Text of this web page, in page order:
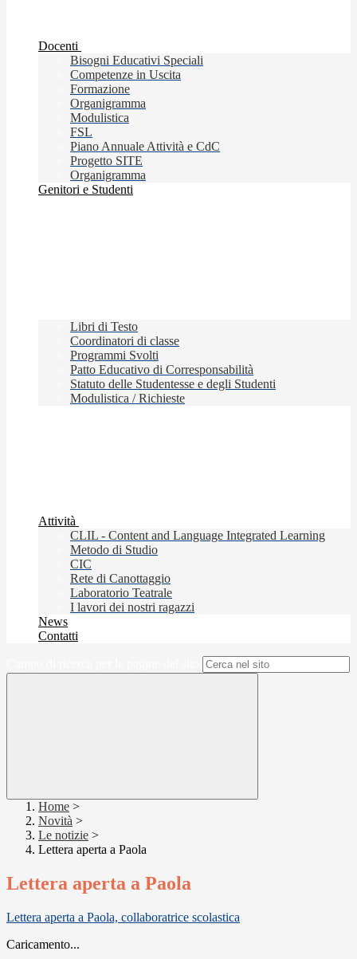
Docenti
Bisogni Educativi Speciali
Competenze in Uscita
Formazione
Organigramma
Modulistica
FSL
Piano Annuale Attività e CdC
Progetto SITE
Organigramma
Genitori e Studenti
Libri di Testo
Coordinatori di classe
Programmi Svolti
Patto Educativo di Corresponsabilità
Statuto delle Studentesse e degli Studenti
Modulistica / Richieste
Attività
CLIL - Content and Language Integrated Learning
Metodo di Studio
CIC
Rete di Canottaggio
Laboratorio Teatrale
I lavori dei nostri ragazzi
News
Contatti
Home >
Novità >
Le notizie >
Lettera aperta a Paola
Lettera aperta a Paola
Lettera aperta a Paola, collaboratrice scolastica
Caricamento...